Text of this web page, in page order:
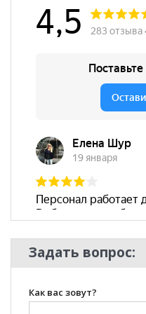
Задать вопрос:
Как вас зовут?